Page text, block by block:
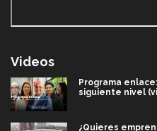
Videos
Programa
siguiente nivel
¿Quieres